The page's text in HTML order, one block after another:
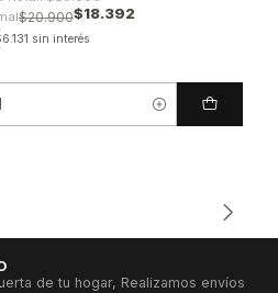
$20.900$18.392
sin interés
de tu hogar, Realizamos envíos